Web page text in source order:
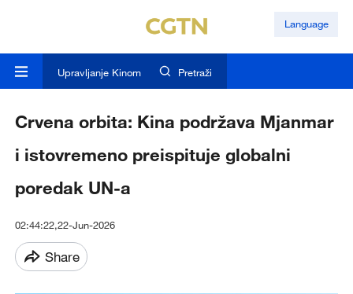
Language
Upravljanje Kinom Pretraži
Crvena orbita: Kina podržava Mjanmar
i istovremeno preispituje globalni
poredak UN-a
02:44:22,22-Jun-2026
Share